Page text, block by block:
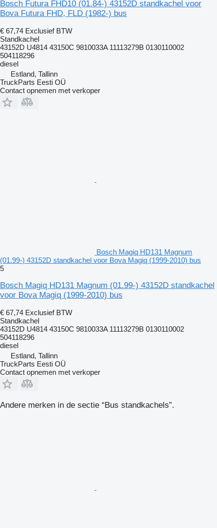
Bosch Futura FHD10 (01.84-) 43152D standkachel voor
Bova Futura FHD, FLD (1982-) bus
€ 67,74 Exclusief BTW
Standkachel
43152D U4814 43150C 9810033A 11113279B 0130110002
504118296
diesel
Estland, Tallinn
TruckParts Eesti OÜ
Contact opnemen met verkoper
Bosch Magiq HD131 Magnum
(01.99-) 43152D standkachel voor Bova Magiq (1999-2010) bus
5
Bosch Magiq HD131 Magnum (01.99-) 43152D standkachel
voor Bova Magiq (1999-2010) bus
€ 67,74 Exclusief BTW
Standkachel
43152D U4814 43150C 9810033A 11113279B 0130110002
504118296
diesel
Estland, Tallinn
TruckParts Eesti OÜ
Contact opnemen met verkoper
Andere merken in de sectie “Bus standkachels”.